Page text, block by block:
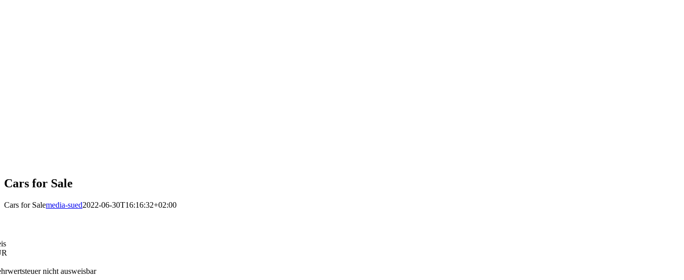
Cars for Sale
Cars for Salemedia-sued2022-06-30T16:16:32+02:00
nicht ausweisbar